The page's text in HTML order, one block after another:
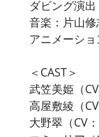
ダビング演
音楽：片山修
アニメーシ
＜CAST＞
武笠美姫（
高屋敷綾（
大野翠（CV